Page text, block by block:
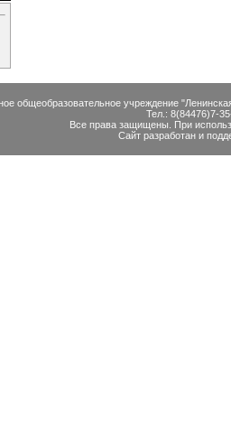
общеобразовательное учреждение
Тел.: 8(84476)7-
Все права защищены. При
Сайт разработан и